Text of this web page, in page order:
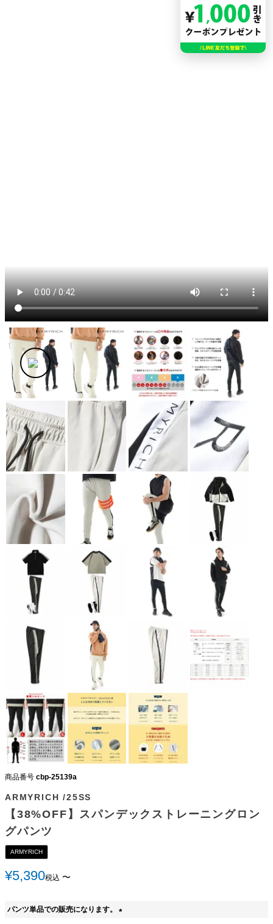
商品番号 cbp-25139a
ARMYRICH /25SS
【38%OFF】スパンデックストレーニングロン
グパンツ
ARMYRICH
¥5,390税込 〜
パンツ単品での販売になります。